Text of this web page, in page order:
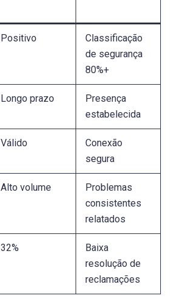
Positivo
Classificação
de segurança
80%+
Longo prazo
Presença
estabelecida
Válido
Conexão
segura
Alto volume
Problemas
consistentes
relatados
32%
Baixa
resolução de
reclamações